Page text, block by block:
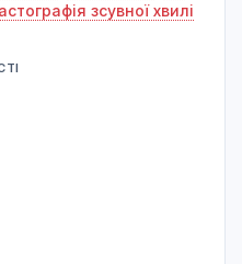
зсувної хвилі